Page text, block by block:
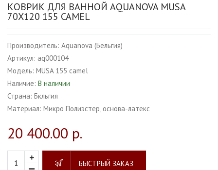
КОВРИК ДЛЯ ВАННОЙ AQUANOVA MUSA
70X120 155 CAMEL
Производитель: Aquanova (Бельгия)
Артикул: aq000104
Модель: MUSA 155 camel
Наличие: В наличии
Страна: Бкльгия
Материал: Микро Полиэстер, основа-латекс
20 400.00 р.
БЫСТРЫЙ ЗАКАЗ